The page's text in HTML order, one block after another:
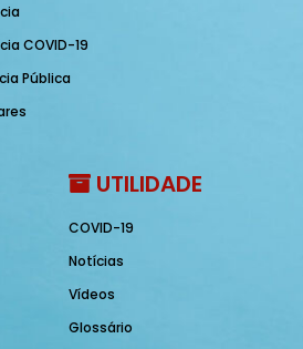
COVID-19
Pública
UTILIDADE
COVID-19
Notícias
Vídeos
Glossário